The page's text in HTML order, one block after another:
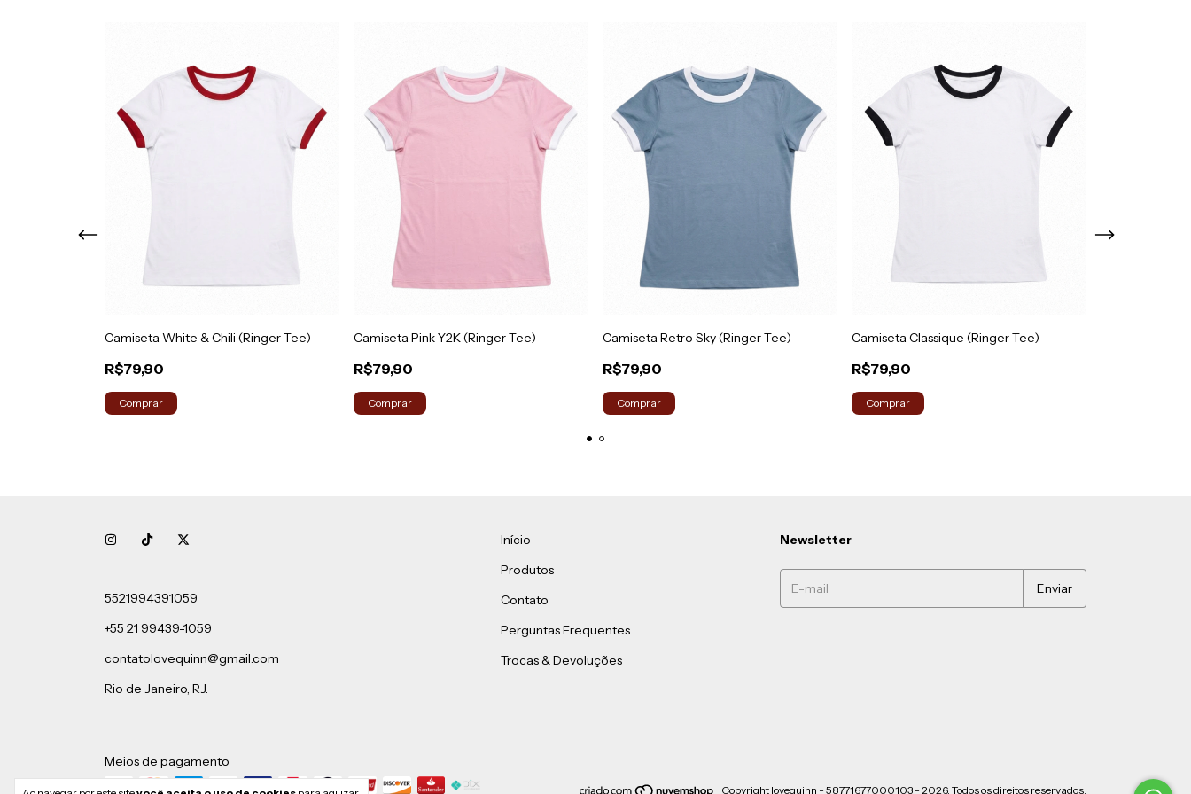
Camiseta White & Chili (Ringer Tee)
R$79,90
Comprar
Camiseta Pink Y2K (Ringer Tee)
R$79,90
Comprar
Camiseta Retro Sky (Ringer Tee)
R$79,90
Comprar
Camiseta Classique (Ringer Tee)
R$79,90
Comprar
5521994391059
+55 21 99439-1059
contatolovequinn@gmail.com
Rio de Janeiro, RJ.
Início
Produtos
Contato
Perguntas Frequentes
Trocas & Devoluções
Newsletter
Meios de pagamento
Copyright lovequinn - 58771677000103 - 2026. Todos os direitos reservados.